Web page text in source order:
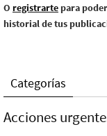
O registrarte para
historial de tus
Categorías
Acciones